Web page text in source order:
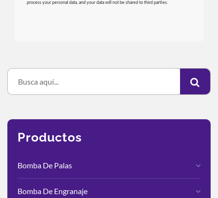
Productos
Bomba De Palas
Bomba De Engranaje